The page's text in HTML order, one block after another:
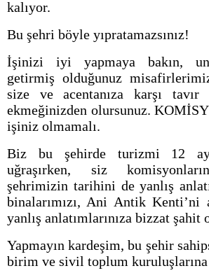
kalıyor.
Bu şehri böyle yıpratamazsınız!
İşinizi iyi yapmaya bakın,
getirmiş olduğunuz
size ve acentanıza karşı tavır
ekmeğinizden olursunuz.
işiniz olmamalı.
Biz bu şehirde turizmi 12
uğraşırken, siz
şehrimizin tarihini de yanlış
binalarımızı, Ani Antik Kenti’ni
yanlış anlatımlarınıza bizzat şahit
Yapmayın kardeşim, bu şehir
birim ve sivil toplum kuruluşlarına